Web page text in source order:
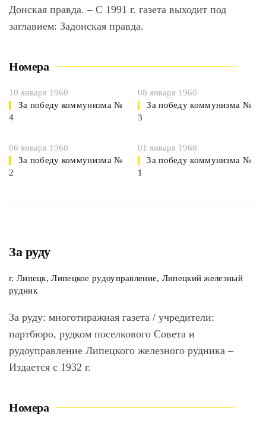
Донская правда. – С 1991 г. газета выходит под
заглавием: Задонская правда.
Номера
10 января 1960
За победу коммунизма №
4
08 января 1960
За победу коммунизма №
3
06 января 1960
За победу коммунизма №
2
01 января 1960
За победу коммунизма №
1
За руду
г. Липецк, Липецкое рудоуправление, Липецкий железный
рудник
За руду: многотиражная газета / учредители:
партбюро, рудком поселкового Совета и
рудоуправление Липецкого железного рудника –
Издается с 1932 г.
Номера